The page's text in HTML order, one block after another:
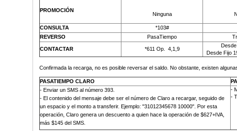
PROMOCIÓN
Ninguna
CONSULTA *103#
REVERSO
PasaTiempo
CONTACTAR *611 Op. 4,1,9
Desde
Desde Fijo
Confirmada la recarga, no es posible reversar el saldo. No obstante, existen
PASATIEMPO CLARO
-Enviar un SMS al número 393
- El contenido del mensaje debe ser el número de Claro a recargar, seguido de
un espacio y el monto a transferir. Ejemplo: "31012345678 10000". Por esta
operación, Claro genera un descuento a quien hace la operación de $627+IVA,
más$145 del SMS
-
-